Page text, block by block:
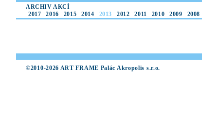
ARCHIV AKCÍ
2017
2016 2015 2014 2013 2012 2011 2010 2009 2008
©2010-2026 ART FRAME Palác Akropolis s.r.o.